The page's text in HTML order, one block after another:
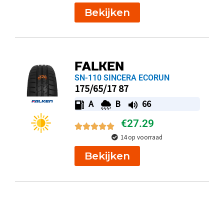
Bekijken
FALKEN
SN-110 SINCERA ECORUN
175/65/17 87
A B 66
€27.29
14 op voorraad
Bekijken